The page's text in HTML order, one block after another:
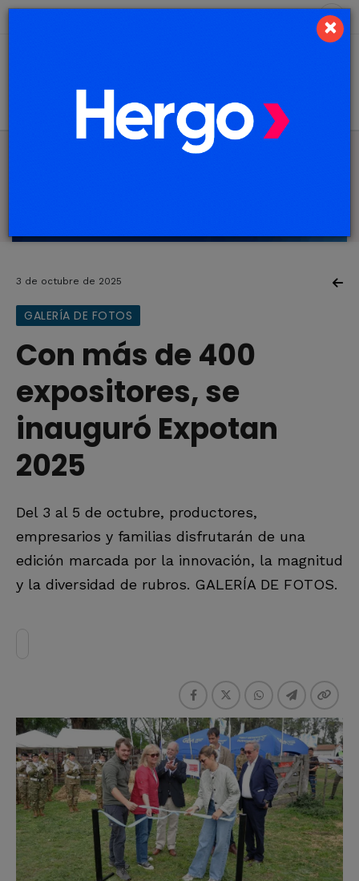
3 de octubre de 2025
GALERÍA DE FOTOS
Con más de 400
expositores, se
inauguró Expotan
2025
Del 3 al 5 de octubre, productores,
empresarios y familias disfrutarán de una
edición marcada por la innovación, la magnitud
y la diversidad de rubros. GALERÍA DE FOTOS.
×